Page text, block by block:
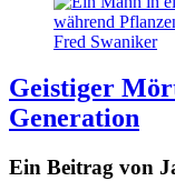
Fred Swaniker
Geistiger
Generation
Ein Beitrag von